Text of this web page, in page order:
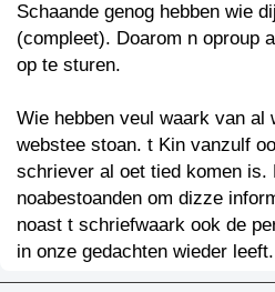
Schaande genog hebben wie
(compleet). Doarom n oproup
op te sturen.
Wie hebben veul waark van al
webstee stoan. t Kin vanzulf
schriever al oet tied komen is.
noabestoanden om dizze
noast t schriefwaark ook de
in onze gedachten wieder leeft.